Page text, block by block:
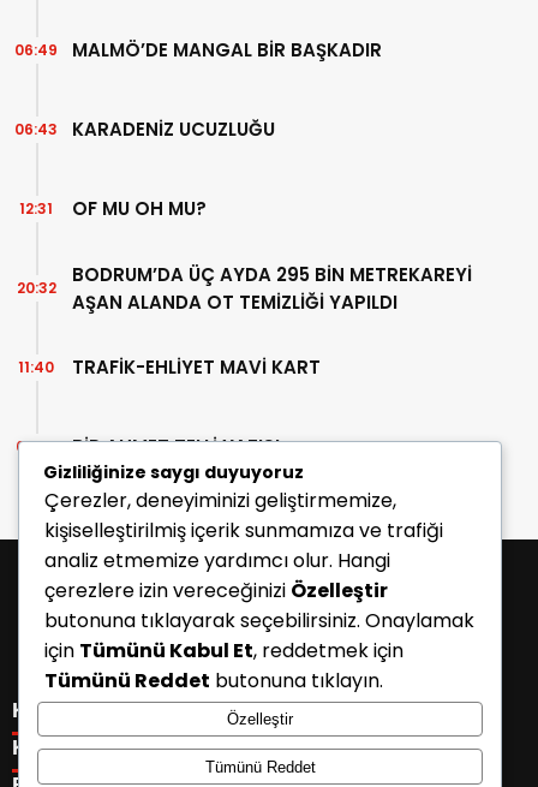
MALMÖ’DE MANGAL BİR BAŞKADIR
06:49
KARADENİZ UCUZLUĞU
06:43
OF MU OH MU?
12:31
BODRUM’DA ÜÇ AYDA 295 BİN METREKAREYİ
AŞAN ALANDA OT TEMİZLİĞİ YAPILDI
20:32
TRAFİK-EHLİYET MAVİ KART
11:40
BİR AHMET TELLİ YAZISI
07:30
KATEGORİLER
Menü seçimi yapın. WP-ADMIN → Görünüm → Menüler
sayfasından menü eşleştirmesi yapınız.
KISAYOLLAR
Gizliliğinize saygı duyuyoruz
Çerezler, deneyiminizi geliştirmemize,
kişiselleştirilmiş içerik sunmamıza ve trafiği
analiz etmemize yardımcı olur. Hangi
çerezlere izin vereceğinizi Özelleştir
butonuna tıklayarak seçebilirsiniz. Onaylamak
için Tümünü Kabul Et, reddetmek için
Tümünü Reddet butonuna tıklayın.
Özelleştir
Tümünü Reddet